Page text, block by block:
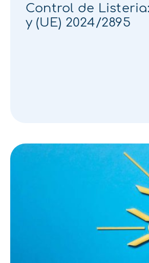
Control de
y (UE) 2024/2895